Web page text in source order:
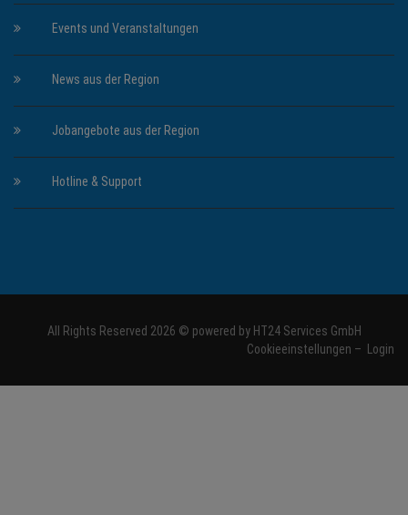
Events und Veranstaltungen
News aus der Region
Jobangebote aus der Region
Hotline & Support
All Rights Reserved 2026 © powered by HT24 Services GmbH
Cookieeinstellungen – Login